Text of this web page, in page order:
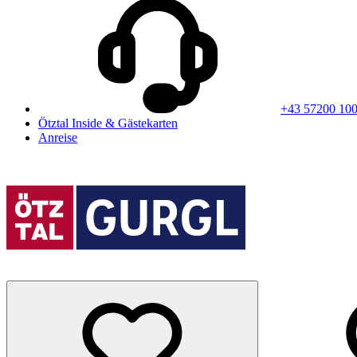
+43 57200 100
Ötztal Inside & Gästekarten
Anreise